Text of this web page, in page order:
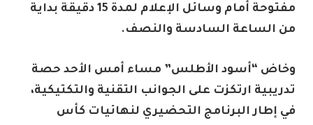
مفتوحة أمام وسائل الإعلام لمدة 15 دقيقة بداية
من الساعة السادسة والنصف.
وخاض “أسود الأطلس” مساء أمس الأحد حصة
تدريبية ارتكزت على الجوانب التقنية والتكتيكية،
في إطار البرنامج التحضيري لنهائيات كأس